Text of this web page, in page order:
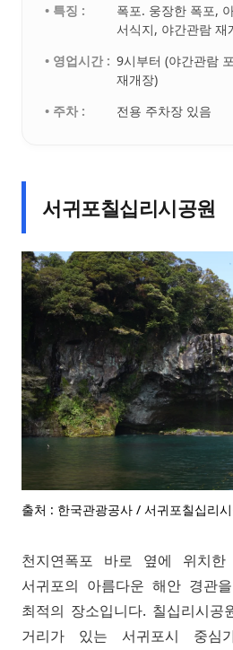
• 특징 :
폭포. 웅장한 폭포,
서식지, 야간관람 재
• 영업시간 : 9시부터 (야간관람
재개장)
• 주차 :
전용 주차장 있음
서귀포칠십리시공원
출처 : 한국관광공사 / 서귀포칠십리
천지연폭포 바로 옆에 위치한
서귀포의 아름다운 해안 경관
최적의 장소입니다. 칠십리시공
거리가 있는 서귀포시 중심